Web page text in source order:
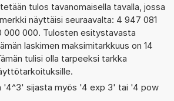
tulos tavanomaisella tavalla, jossa
näyttäisi seuraavalta: 4 947 081
000 000. Tulosten esitystavasta
laskimen maksimitarkkuus on 14
tulisi olla tarpeeksi tarkka
'4^3' sijasta myös '4 exp 3' tai '4 pow